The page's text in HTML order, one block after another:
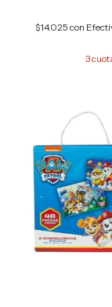
$14.025 con
3